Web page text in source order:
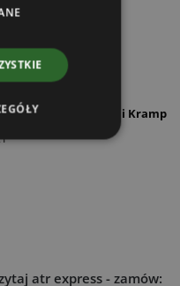
firm John Deere i Kramp
atr express - zamów: